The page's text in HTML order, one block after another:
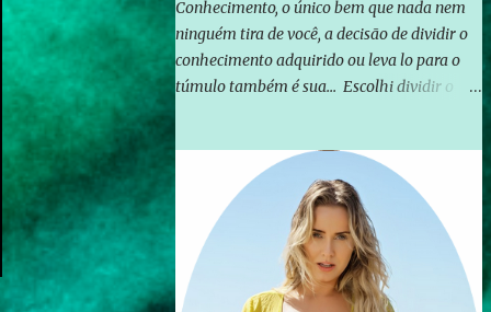
Conhecimento, o único bem que nada nem
ninguém tira de você, a decisão de dividir o
conhecimento adquirido ou leva lo para o
túmulo também é sua... Escolhi dividir o
mais e mais pessoas terem acesso a
educação e ao conhecimento. Não sou
Professor, a mais nobre das profissões, mas
tento ser um empreendedor da
comunicação, que além de informação
cotidiana, corriqueira e cada vez mais